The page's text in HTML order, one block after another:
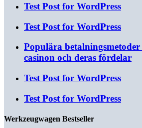
Test Post for WordPress
Test Post for WordPress
Populära
casinon och deras fördelar
Test Post for WordPress
Test Post for WordPress
Werkzeugwagen Bestseller